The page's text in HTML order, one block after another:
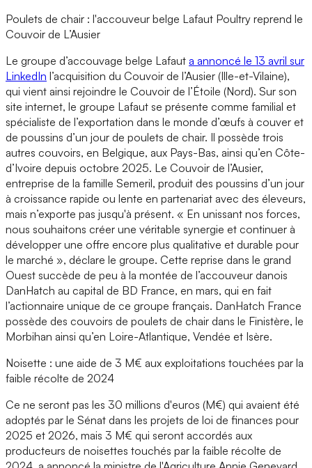
Poulets de chair : l'accouveur belge Lafaut Poultry reprend le
Couvoir de L’Ausier
Le groupe d’accouvage belge Lafaut a annoncé le 13 avril sur
LinkedIn l’acquisition du Couvoir de l’Ausier (Ille-et-Vilaine),
qui vient ainsi rejoindre le Couvoir de l’Étoile (Nord). Sur son
site internet, le groupe Lafaut se présente comme familial et
spécialiste de l’exportation dans le monde d’œufs à couver et
de poussins d’un jour de poulets de chair. Il possède trois
autres couvoirs, en Belgique, aux Pays-Bas, ainsi qu’en Côte-
d’Ivoire depuis octobre 2025. Le Couvoir de l’Ausier,
entreprise de la famille Semeril, produit des poussins d’un jour
à croissance rapide ou lente en partenariat avec des éleveurs,
mais n’exporte pas jusqu'à présent. « En unissant nos forces,
nous souhaitons créer une véritable synergie et continuer à
développer une offre encore plus qualitative et durable pour
le marché », déclare le groupe. Cette reprise dans le grand
Ouest succède de peu à la montée de l’accouveur danois
DanHatch au capital de BD France, en mars, qui en fait
l’actionnaire unique de ce groupe français. DanHatch France
possède des couvoirs de poulets de chair dans le Finistère, le
Morbihan ainsi qu’en Loire-Atlantique, Vendée et Isère.
Noisette : une aide de 3 M€ aux exploitations touchées par la
faible récolte de 2024
Ce ne seront pas les 30 millions d'euros (M€) qui avaient été
adoptés par le Sénat dans les projets de loi de finances pour
2025 et 2026, mais 3 M€ qui seront accordés aux
producteurs de noisettes touchés par la faible récolte de